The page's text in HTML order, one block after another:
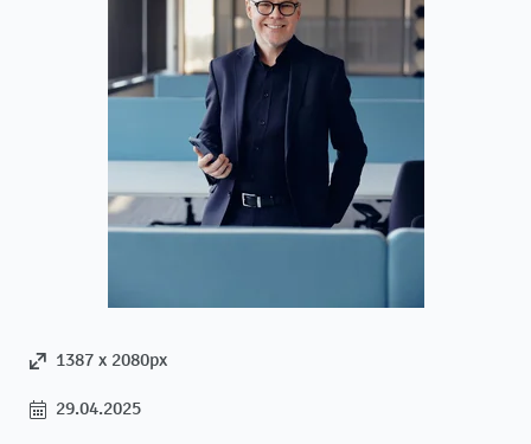
1387 x 2080px
29.04.2025